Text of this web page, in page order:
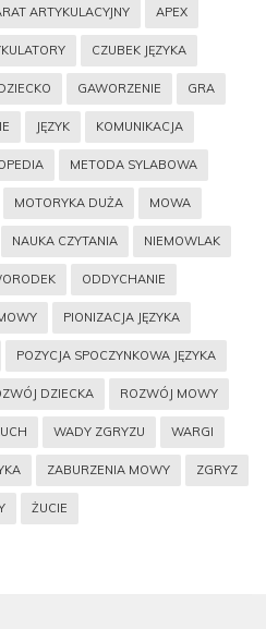
ARTYKULACYJNY APEX
CZUBEK JĘZYKA
GAWORZENIE GRA
JĘZYK KOMUNIKACJA
METODA SYLABOWA
MOTORYKA DUŻA MOWA
NAUKA CZYTANIA NIEMOWLAK
ODDYCHANIE
PIONIZACJA JĘZYKA
POZYCJA SPOCZYNKOWA JĘZYKA
DZIECKA ROZWÓJ MOWY
WADY ZGRYZU WARGI
ZABURZENIA MOWY ZGRYZ
ŻUCIE